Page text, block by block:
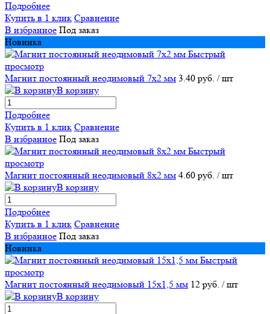
Подробнее
Купить в 1 клик Сравнение
В избранное Под заказ
Новинка
Быстрый
просмотр
Магнит постоянный неодимовый 7х2 мм 3.40 руб. / шт
В корзину
Подробнее
Купить в 1 клик Сравнение
В избранное Под заказ
Быстрый
просмотр
Магнит постоянный неодимовый 8х2 мм 4.60 руб. / шт
В корзину
Подробнее
Купить в 1 клик Сравнение
В избранное Под заказ
Новинка
Быстрый
просмотр
Магнит постоянный неодимовый 15х1,5 мм 12 руб. / шт
В корзину